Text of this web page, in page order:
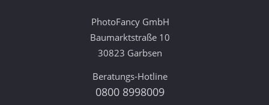
PhotoFancy GmbH
Baumarktstraße 10
30823 Garbsen
Beratungs-Hotline
0800 8998009